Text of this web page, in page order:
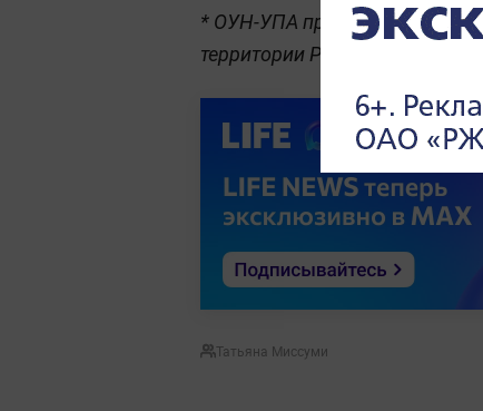
* ОУН-УПА признаны
территории России.
Татьяна Миссуми